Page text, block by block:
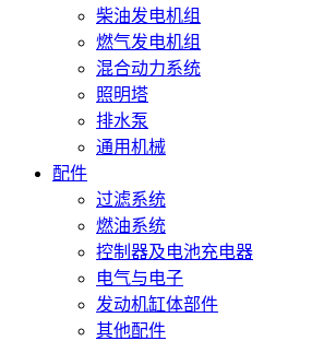
柴油发电机组
燃气发电机组
混合动力系统
照明塔
排水泵
通用机械
配件
过滤系统
燃油系统
控制器及电池充电器
电气与电子
发动机缸体部件
其他配件